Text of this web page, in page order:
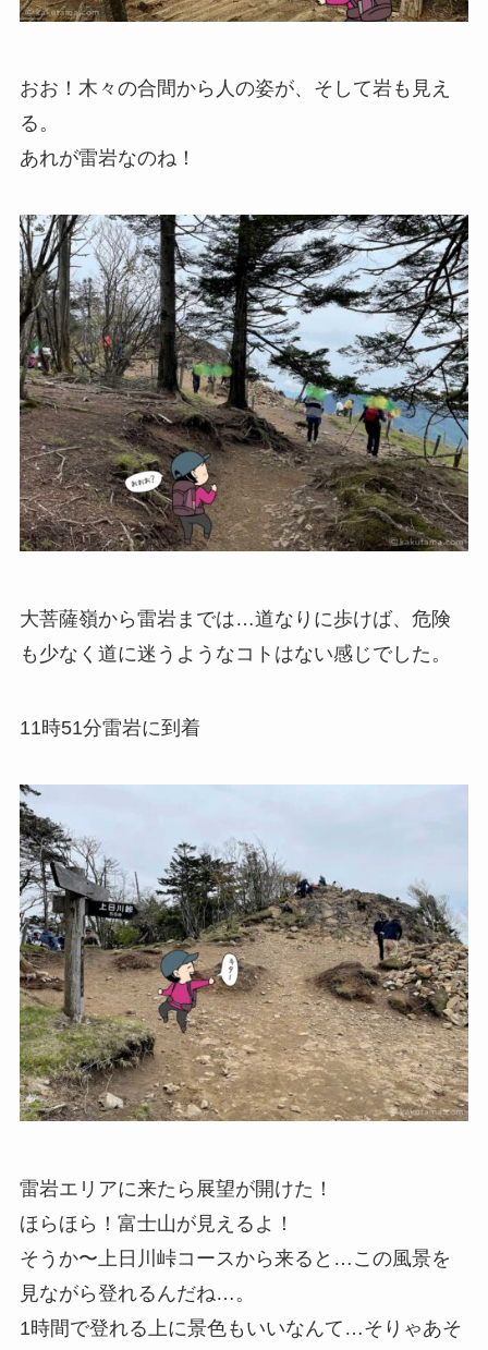
おお！木々の合間から人の姿が、そして岩も見え
る。
あれが雷岩なのね！
大菩薩嶺から雷岩までは…道なりに歩けば、危険
も少なく道に迷うようなコトはない感じでした。
11時51分雷岩に到着
雷岩エリアに来たら展望が開けた！
ほらほら！富士山が見えるよ！
そうか〜上日川峠コースから来ると…この風景を
見ながら登れるんだね…。
1時間で登れる上に景色もいいなんて…そりゃあそ